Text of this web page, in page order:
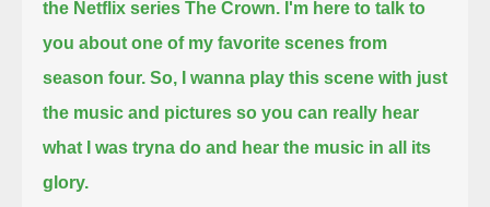
the Netflix series The Crown. I'm here to talk to
you about one of my favorite scenes from
season four. So, I wanna play this scene with just
the music and pictures so you can really hear
what I was tryna do and hear the music in all its
glory.